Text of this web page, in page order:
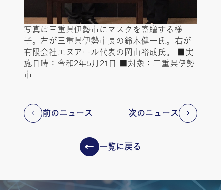
写真は三重県伊勢市にマスクを寄贈する様
子。左が三重県伊勢市長の鈴木健一氏。右が
有限会社エヌアール代表の岡山裕成氏。 ■実
施⽇時：令和2年5月21日 ■対象：三重県伊勢
市
前のニュース
一覧に戻る
次のニュース